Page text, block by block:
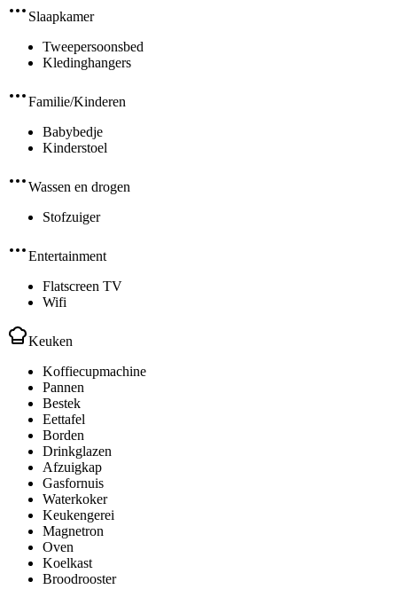
Slaapkamer
Tweepersoonsbed
Kledinghangers
Familie/Kinderen
Babybedje
Kinderstoel
Wassen en drogen
Stofzuiger
Entertainment
Flatscreen TV
Wifi
Keuken
Koffiecupmachine
Pannen
Bestek
Eettafel
Borden
Drinkglazen
Afzuigkap
Gasfornuis
Waterkoker
Keukengerei
Magnetron
Oven
Koelkast
Broodrooster